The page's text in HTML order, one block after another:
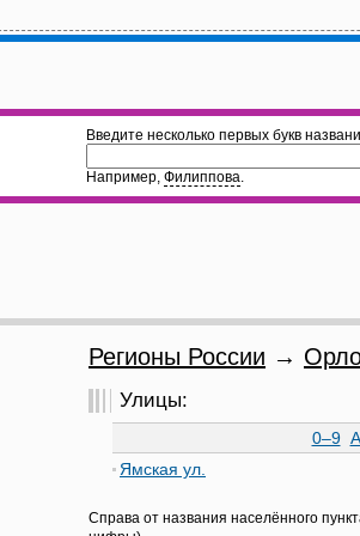
Введите несколько первых букв
Например, Филиппова.
Регионы России →
Улицы:
0–9 А
Ямская ул.
Справа от названия населённого